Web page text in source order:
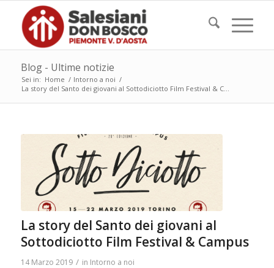
Blog - Ultime notizie
Sei in: Home / Intorno a noi /
La story del Santo dei giovani al Sottodiciotto Film Festival & C...
La story del Santo dei giovani al
Sottodiciotto Film Festival & Campus
14 Marzo 2019 / in Intorno a noi